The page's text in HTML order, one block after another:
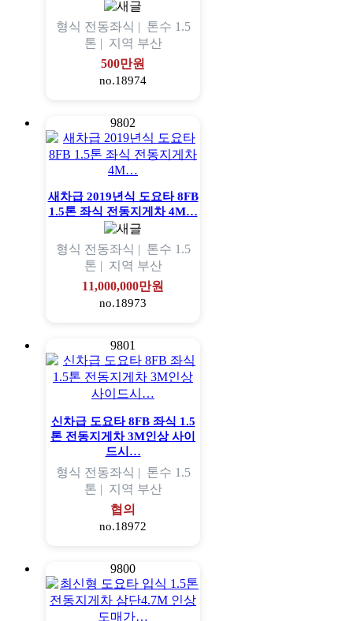
형식 전동좌식 | 톤수 1.5
톤 | 지역 부산
500만원
no.18974
9802
새차급 2019년식 도요타 8FB
1.5톤 좌식 전동지게차 4M…
형식 전동좌식 | 톤수 1.5
톤 | 지역 부산
11,000,000만원
no.18973
9801
신차급 도요타 8FB 좌식 1.5
톤 전동지게차 3M인상 사이
드시…
형식 전동좌식 | 톤수 1.5
톤 | 지역 부산
협의
no.18972
9800